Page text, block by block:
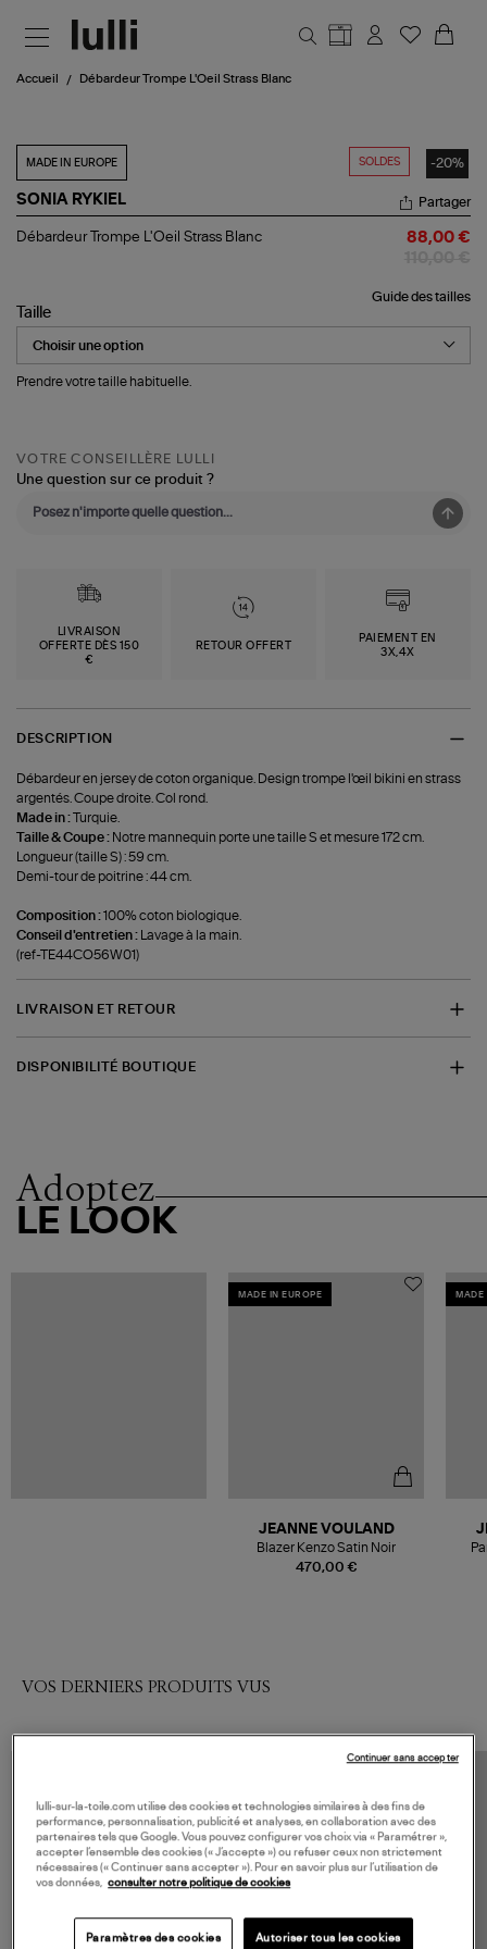
Accueil Débardeur Trompe L'Oeil Strass Blanc
SOLDES -20%
MADE IN EUROPE
SONIA RYKIEL
Débardeur
Blanc
Partager
Débardeur Trompe L'Oeil Strass Blanc 88,00 €
Guide des tailles
Taille
Prendre votre taille habituelle.
VOTRE CONSEILLÈRE LULLI
Une question sur ce produit ?
LIVRAISON
OFFERTE DÈS 150
€
RETOUR OFFERT
PAIEMENT EN
3X,4X
DESCRIPTION
Débardeur en jersey de coton organique. Design trompe l'œil bikini en strass
argentés. Coupe droite. Col rond.
Made in :Turquie.
Taille & Coupe : Notre mannequin porte une taille S et mesure 172 cm.
Longueur (taille S) : 59 cm.
Demi-tour de poitrine : 44 cm.
Composition :100% coton biologique.
Conseil d'entretien :
Lavage à la main.
(ref-TE44CO56W01)
LIVRAISON ET RETOUR
DISPONIBILITÉ BOUTIQUE
Adoptez
LE LOOK
MADE IN EUROPE
470,00 €
JEANNE VOULAND
Blazer Kenzo Satin Noir
MADE
VOS DERNIERS PRODUITS VUS
lulli-sur-la-toile.com utilise des cookies et technologies similaires à des fins de
performance, personnalisation, publicité et analyses, en collaboration avec des
partenaires tels que Google. Vous pouvez configurer vos choix via « Paramétrer »,
accepter l’ensemble des cookies (« J’accepte ») ou refuser ceux non strictement
nécessaires (« Continuer sans accepter »). Pour en savoir plus sur l’utilisation de
vos données, consulter notre politique de cookies
Paramètres des cookies Autoriser tous les cookies
Continuer sans accepter